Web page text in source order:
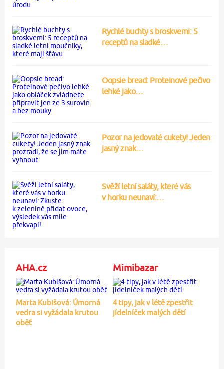
Rychlé buchty s broskvemi: 5
receptů na sladké…
Oopsie bread: Proteinové pečivo
lehké jako…
Pozor na jedovaté cukety! Jeden
jasný znak…
Svěží letní saláty, které vás
v horku neunaví:…
AHA.cz
Marta Kubišová: Úmorná
vedra si vyžádala krutou
oběť
Mimibazar
4 tipy, jak v létě zpestřit
jídelníček malých dětí